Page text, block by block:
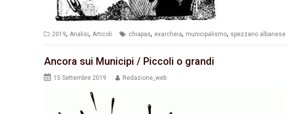
2019, Analisi, Articoli chiapas, exarcheia, municipalismo, spezzano albanese
Ancora sui Municipi / Piccoli o grandi
15 Settembre 2019 Redazione_web